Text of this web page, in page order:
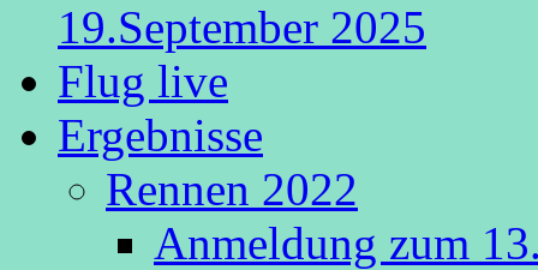
19.September 2025
Flug live
Ergebnisse
Rennen 2022
Anmeldung zum